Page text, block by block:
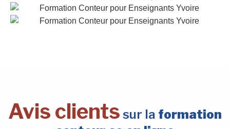
Avis clients sur la formation